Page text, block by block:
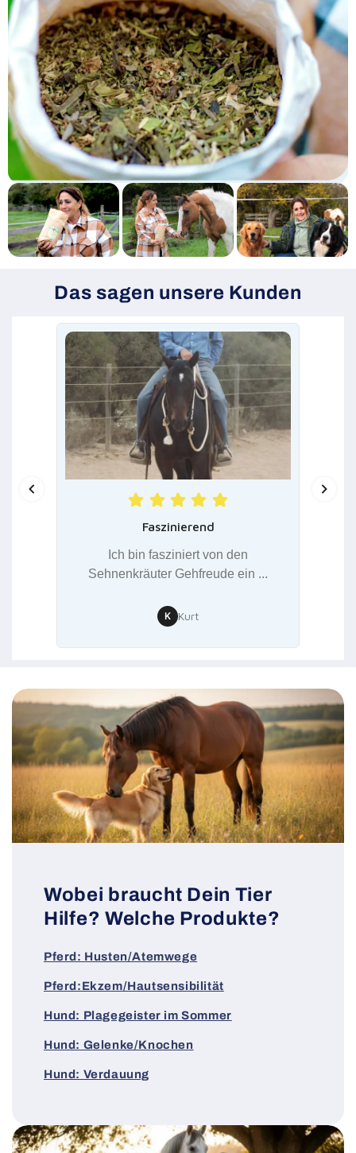
Das sagen unsere Kunden
Wobei braucht Dein Tier
Hilfe? Welche Produkte?
Pferd: Husten/Atemwege
Pferd:Ekzem/Hautsensibilität
Hund: Plagegeister im Sommer
Hund: Gelenke/Knochen
Hund: Verdauung